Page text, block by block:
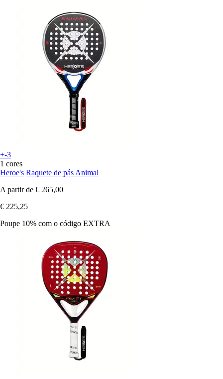
+-3
1 cores
Heroe's Raquete de pás Animal
A partir de € 265,00
€ 225,25
Poupe 10% com o código EXTRA